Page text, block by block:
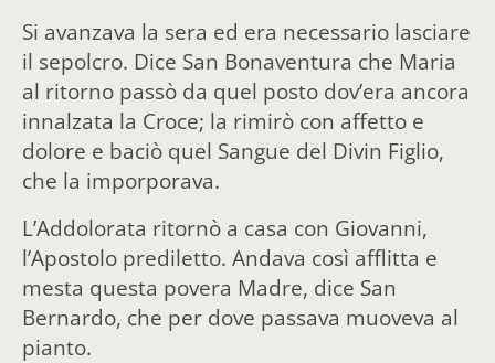
Si avanzava la sera ed era necessario lasciare
il sepolcro. Dice San Bonaventura che Maria
al ritorno passò da quel posto dov’era ancora
innalzata la Croce; la rimirò con affetto e
dolore e baciò quel Sangue del Divin Figlio,
che la imporporava.
L’Addolorata ritornò a casa con Giovanni,
l’Apostolo prediletto. Andava così afflitta e
mesta questa povera Madre, dice San
Bernardo, che per dove passava muoveva al
pianto.